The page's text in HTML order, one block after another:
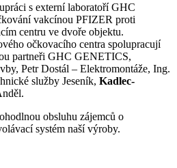
s externí laboratoří GHC
vakcínou PFIZER proti
centru ve dvoře objektu.
očkovacího centra spolupracují
partneři GHC GENETICS,
Petr Dostál – Elektromontáže, Ing.
služby Jeseník, Kadlec-
obsluhu zájemců o
systém naší výroby.